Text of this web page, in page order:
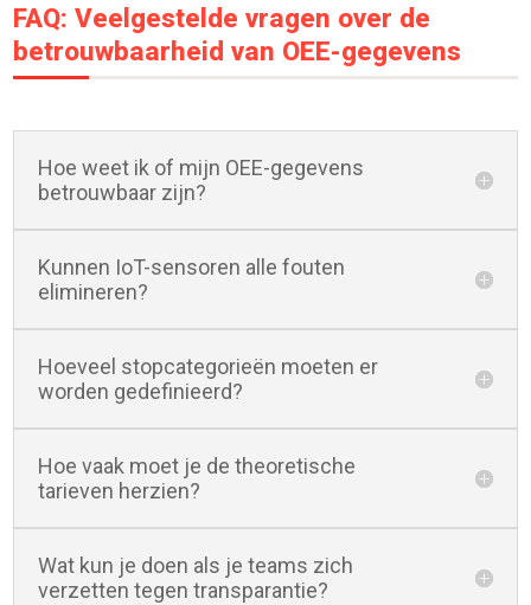
FAQ: Veelgestelde vragen over de
betrouwbaarheid van OEE-gegevens
Hoe weet ik of mijn OEE-gegevens
betrouwbaar zijn?
Kunnen IoT-sensoren alle fouten
elimineren?
Hoeveel stopcategorieën moeten er
worden gedefinieerd?
Hoe vaak moet je de theoretische
tarieven herzien?
Wat kun je doen als je teams zich
verzetten tegen transparantie?